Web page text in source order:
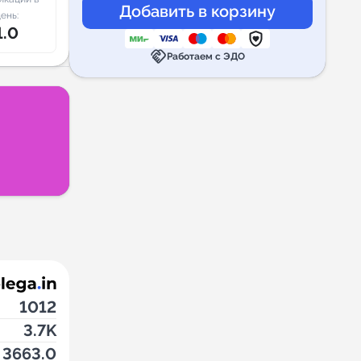
1012
3.7K
3663.0
handshakeРаботаем с ЭДО